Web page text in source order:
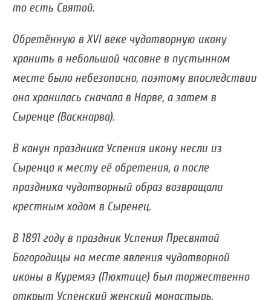
то есть Святой.
Обретённую в XVI веке чудотворную икону
хранить в небольшой часовне в пустынном
месте было небезопасно, поэтому впоследствии
она хранилась сначала в Нарве, а затем в
Сыренце (Васкнарва).
В канун праздника Успения икону несли из
Сыренца к месту её обретения, а после
праздника чудотворный образ возвращали
крестным ходом в Сыренец.
В 1891 году в праздник Успения Пресвятой
Богородицы на месте явления чудотворной
иконы в Куремяэ (Пюхтице) был торжественно
открыт Успенский женский монастырь.